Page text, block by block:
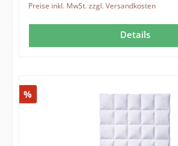
Preise inkl. MwSt. zzgl. Versandkosten
Details
%